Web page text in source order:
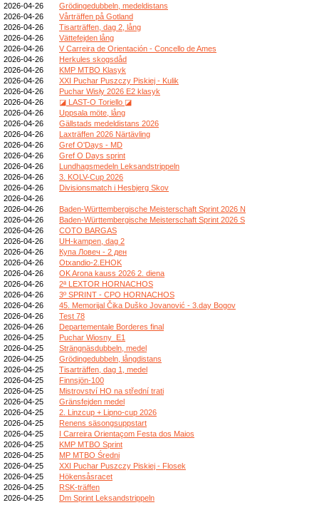
2026-04-26
Grödingedubbeln, medeldistans
2026-04-26
Vårträffen på Gotland
2026-04-26
Tisarträffen, dag 2, lång
2026-04-26
Vättefejden lång
2026-04-26
V Carreira de Orientación - Concello de Ames
2026-04-26
Herkules skogsdåd
2026-04-26
KMP MTBO Klasyk
2026-04-26
XXI Puchar Puszczy Piskiej - Kulik
2026-04-26
Puchar Wisły 2026 E2 klasyk
2026-04-26
◪ LAST-O Toriello ◪
2026-04-26
Uppsala möte, lång
2026-04-26
Gällstads medeldistans 2026
2026-04-26
Laxträffen 2026 Närtävling
2026-04-26
Gref O'Days - MD
2026-04-26
Gref O Days sprint
2026-04-26
Lundhagsmedeln Leksandstrippeln
2026-04-26
3. KOLV-Cup 2026
2026-04-26
Divisionsmatch i Hesbjerg Skov
2026-04-26
2026-04-26
Baden-Württembergische Meisterschaft Sprint 2026 N
2026-04-26
Baden-Württembergische Meisterschaft Sprint 2026 S
2026-04-26
COTO BARGAS
2026-04-26
UH-kampen, dag 2
2026-04-26
Купа Ловеч - 2 ден
2026-04-26
Otxandio-2.EHOK
2026-04-26
OK Arona kauss 2026 2. diena
2026-04-26
2ª LEXTOR HORNACHOS
2026-04-26
3º SPRINT - CPO HORNACHOS
2026-04-26
45. Memorijal Čika Duško Jovanović - 3.day Bogov
2026-04-26
Test 78
2026-04-26
Departementale Borderes final
2026-04-25
Puchar Wiosny_E1
2026-04-25
Strängnäsdubbeln, medel
2026-04-25
Grödingedubbeln, långdistans
2026-04-25
Tisarträffen, dag 1, medel
2026-04-25
Finnsjön-100
2026-04-25
Mistrovství HO na střední trati
2026-04-25
Gränsfejden medel
2026-04-25
2. Linzcup + Lipno-cup 2026
2026-04-25
Renens säsongsuppstart
2026-04-25
I Carreira Orientaçom Festa dos Maios
2026-04-25
KMP MTBO Sprint
2026-04-25
MP MTBO Średni
2026-04-25
XXI Puchar Puszczy Piskiej - Flosek
2026-04-25
Hökensåsracet
2026-04-25
RSK-träffen
2026-04-25
Dm Sprint Leksandstrippeln